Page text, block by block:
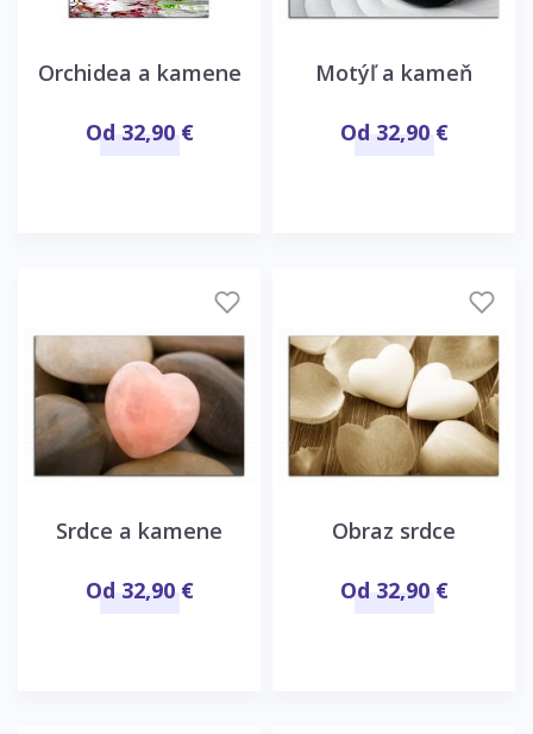
Orchidea a kamene
Od 32,90 €
Motýľ a kameň
Od 32,90 €
Srdce a kamene
Od 32,90 €
Obraz srdce
Od 32,90 €